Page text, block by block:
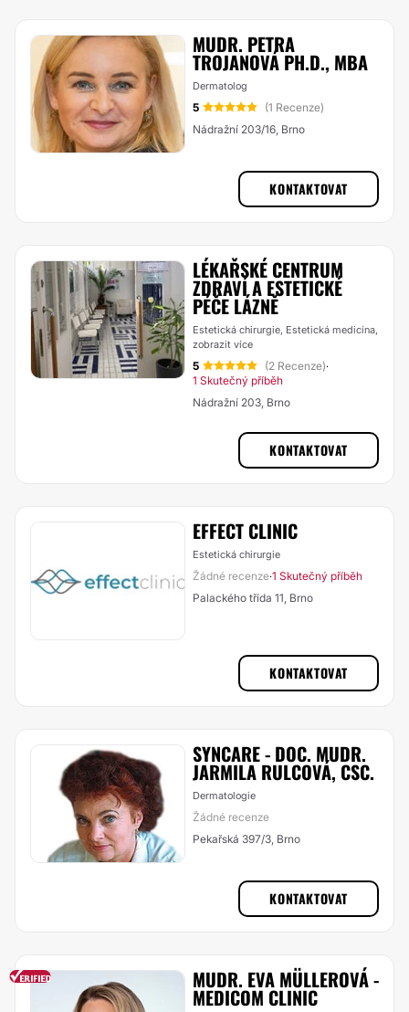
MUDR. PETRA
TROJANOVÁ PH.D., MBA
Dermatolog
5
(1 Recenze)
Nádražní 203/16, Brno
KONTAKTOVAT
LÉKAŘSKÉ CENTRUM
ZDRAVÍ A ESTETICKÉ
PÉČE LÁZNĚ
Estetická chirurgie, Estetická medicína,
zobrazit více
5 (2 Recenze)·
1 Skutečný příběh
Nádražní 203, Brno
KONTAKTOVAT
EFFECT CLINIC
Estetická chirurgie
Žádné recenze·1 Skutečný příběh
Palackého třída 11, Brno
KONTAKTOVAT
SYNCARE - DOC. MUDR.
JARMILA RULCOVÁ, CSC.
Dermatologie
Žádné recenze
Pekařská 397/3, Brno
KONTAKTOVAT
MUDR. EVA MÜLLEROVÁ -
MEDICOM CLINIC